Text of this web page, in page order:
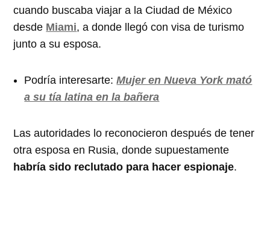
cuando buscaba viajar a la Ciudad de México
desde Miami, a donde llegó con visa de turismo
junto a su esposa.
Podría interesarte:Mujer en Nueva York mató
a su tía latina en la bañera
Las autoridades lo reconocieron después de tener
otra esposa en Rusia, donde supuestamente
habría sido reclutado para hacer espionaje.